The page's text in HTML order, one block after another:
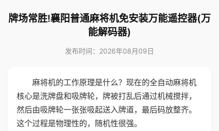
牌场常胜!襄阳普通麻将机免安装万能遥控器(万
能解码器)
发布时间：2026年08月09日
麻将机的工作原理是什么？现在的全自动麻将机
核心是洗牌盘和吸牌轮，牌被打乱后通过机械搅拌，
然后由吸牌轮一张张吸起送入牌道，最后码放整齐。
这个过程是物理性的，随机性很强。